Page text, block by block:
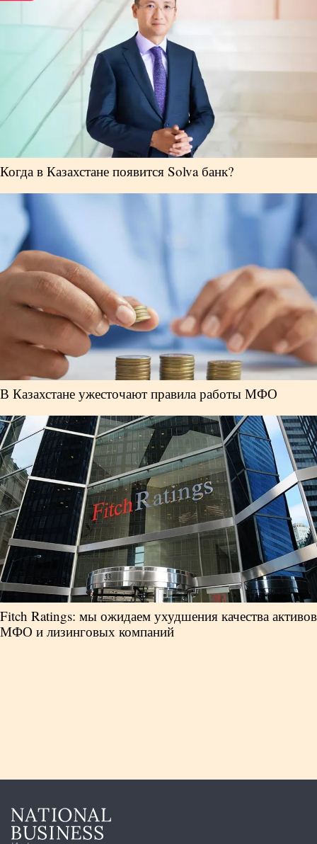
Когда в Казахстане появится Solva банк?
В Казахстане ужесточают правила работы МФО
Fitch Ratings: мы ожидаем ухудшения качества активов
МФО и лизинговых компаний